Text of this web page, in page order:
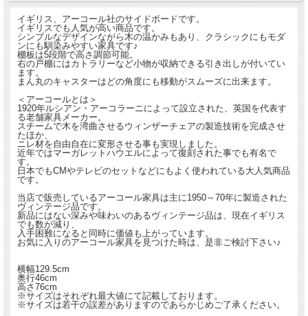
イギリス、アーコール社のサイドボードです。
イギリスでも人気が高い商品です。
シンプルなデザインながら木の温かみもあり、クラシックにもモダ
ンにも馴染みやすい家具です♪
棚板は5段階で高さ調節可能。
右の戸棚にはカトラリーなど小物が収納できる引き出しが付いてい
ます。
まん丸のキャスターはどの角度にも移動がスムーズに出来ます。
＜アーコールとは＞
1920年ルシアン・アーコラーニによって設立された、英国を代表す
る老舗家具メーカー。
スチームで木を湾曲させるウィンザーチェアの製造技術を完成させ
たほか、
ニレ材を自由自在に変形させる事も実現しました。
近年ではマーガレットハウエルによって復刻された事でも有名で
す。
日本でもCMやテレビのセットなどにもよく使われている大人気商品
です。
当店で販売しているアーコール家具は主に1950～70年に製造された
ヴィンテージ品です。
新品にはない深みや味わいのあるヴィンテージ品は、現在イギリス
でも数が減り、
入手困難になると同時に価値も上がっています。
お気に入りのアーコール家具を見つけた時は、是非ご検討下さい♪
横幅129.5cm
奥行46cm
高さ76cm
※サイズはそれぞれ最大値にて記載しております。
※サイズは若干の誤差がありますのであらかじめご了承ください。